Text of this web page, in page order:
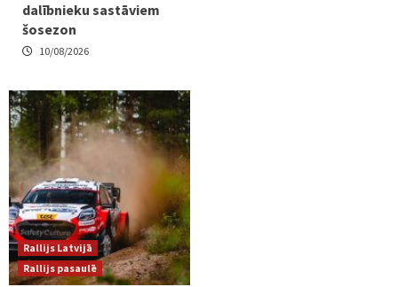
dalībnieku sastāviem
šosezon
10/08/2026
Rallijs Latvijā
Rallijs pasaulē